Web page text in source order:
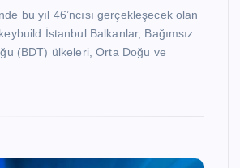
bu yıl 46’ncısı gerçekleşecek olan
İstanbul Balkanlar, Bağımsız
(BDT) ülkeleri, Orta Doğu ve